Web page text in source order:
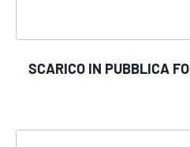
SCARICO IN PUBBLICA